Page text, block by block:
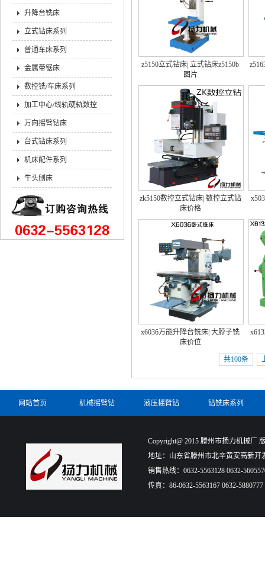
升降台铣床
立式钻床系列
普通车床系列
金属带锯床
数控铣/车床系列
加工中心/线轨硬轨数控
万向摇臂钻床
台式钻床系列
机床配件系列
牛头刨床
z5150立式钻床| 立式钻床z5150b
图片
zk5150数控立式钻床| 数控立式钻
床价格
x6036万能升降台铣床| 大脖子铣
床价位
共100条
网站首页 机械摇臂钻 液压摇臂钻 钻铣床系列
Copyright@ 2015 滕州市扬力机械厂
地址：山东省滕州市北辛黄安高新开
销售热线：0632-5563128 0632-
传真：86-0632-5563167 0632-